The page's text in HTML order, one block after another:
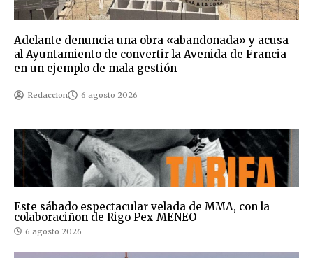
Adelante denuncia una obra «abandonada» y acusa
al Ayuntamiento de convertir la Avenida de Francia
en un ejemplo de mala gestión
Redaccion 6 agosto 2026
Este sábado espectacular velada de MMA, con la
colaboraciñon de Rigo Pex-MENEO
6 agosto 2026